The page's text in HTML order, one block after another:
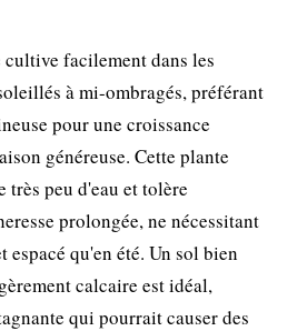
facilement dans les
à mi-ombragés, préférant
pour une croissance
généreuse. Cette plante
très peu d'eau et tolère
prolongée, ne nécessitant
espacé qu'en été. Un sol bien
calcaire est idéal,
qui pourrait causer des